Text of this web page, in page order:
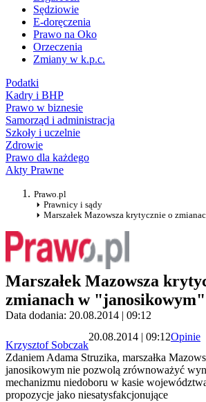
Sędziowie
E-doręczenia
Prawo na Oko
Orzeczenia
Zmiany w k.p.c.
Podatki
Kadry i BHP
Prawo w biznesie
Samorząd i administracja
Szkoły i uczelnie
Zdrowie
Prawo dla każdego
Akty Prawne
Prawo.pl
Prawnicy i sądy
Marszałek Mazowsza krytycznie o
Marszałek Mazowsza
zmianach w "janosikowym"
Data dodania: 20.08.2014 | 09:12
Krzysztof Sobczak
20.08.2014 | 09:12Opinie
Zdaniem Adama Struzika, marszałka
janosikowym nie pozwolą zrównoważyć
mechanizmu niedoboru w kasie
propozycje jako niesatysfakcjonujące